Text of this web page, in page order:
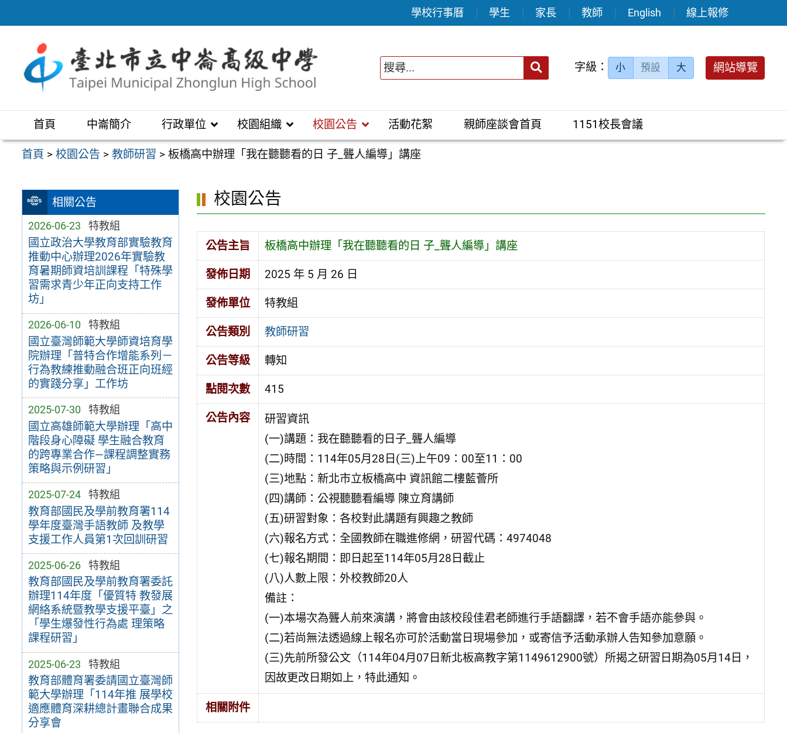
至
區
學校行事曆 學生 家長 教師 English 線上報修
送出 字級： 小 預設 大 網站導覽
首頁 中崙簡介 行政單位 校園組織 校園公告 活動花絮 親師座談會首頁 1151校長會議
首頁 >校園公告 >教師研習 >板橋高中辦理「我在聽聽看的日 子_聾人編導」講座
相關公告
2026-06-23 特教組
國立政治大學教育部實驗教育
推動中心辦理2026年實驗教
育暑期師資培訓課程「特殊學
習需求青少年正向支持工作
坊」
2026-06-10 特教組
國立臺灣師範大學師資培育學
院辦理「普特合作增能系列－
行為教練推動融合班正向班經
的實踐分享」工作坊
2025-07-30 特教組
國立高雄師範大學辦理「高中
階段身心障礙 學生融合教育
的跨專業合作—課程調整實務
策略與示例研習」
2025-07-24 特教組
教育部國民及學前教育署114
學年度臺灣手語教師 及教學
支援工作人員第1次回訓研習
2025-06-26 特教組
教育部國民及學前教育署委託
辦理114年度「優質特 教發展
網絡系統暨教學支援平臺」之
「學生爆發性行為處 理策略
課程研習」
2025-06-23 特教組
教育部體育署委請國立臺灣師
範大學辦理「114年推 展學校
適應體育深耕總計畫聯合成果
分享會
校園公告
公告主旨 板橋高中辦理「我在聽聽看的日 子_聾人編導」講座
發佈日期 2025 年 5 月 26 日
發佈單位 特教組
公告類別 教師研習
公告等級 轉知
點閱次數 415
公告內容
研習資訊
(一)講題：我在聽聽看的日子_聾人編導
(二)時間：114年05月28日(三)上午09：00至11：00
(三)地點：新北市立板橋高中 資訊館二樓藍薈所
(四)講師：公視聽聽看編導 陳立育講師
(五)研習對象：各校對此講題有興趣之教師
(六)報名方式：全國教師在職進修網，研習代碼：4974048
(七)報名期間：即日起至114年05月28日截止
(八)人數上限：外校教師20人
備註：
(一)本場次為聾人前來演講，將會由該校段佳君老師進行手語翻譯，若不會手語亦能參與。
(二)若尚無法透過線上報名亦可於活動當日現場參加，或寄信予活動承辦人告知參加意願。
(三)先前所發公文（114年04月07日新北板高教字第1149612900號）所揭之研習日期為05月14日，
因故更改日期如上，特此通知。
相關附件